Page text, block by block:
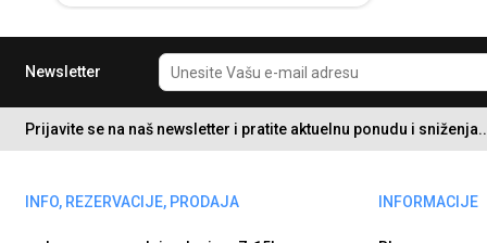
Newsletter
Prijavite se na naš newsletter i pratite aktuelnu ponudu i sniženja..
INFO, REZERVACIJE, PRODAJA INFORMACIJE